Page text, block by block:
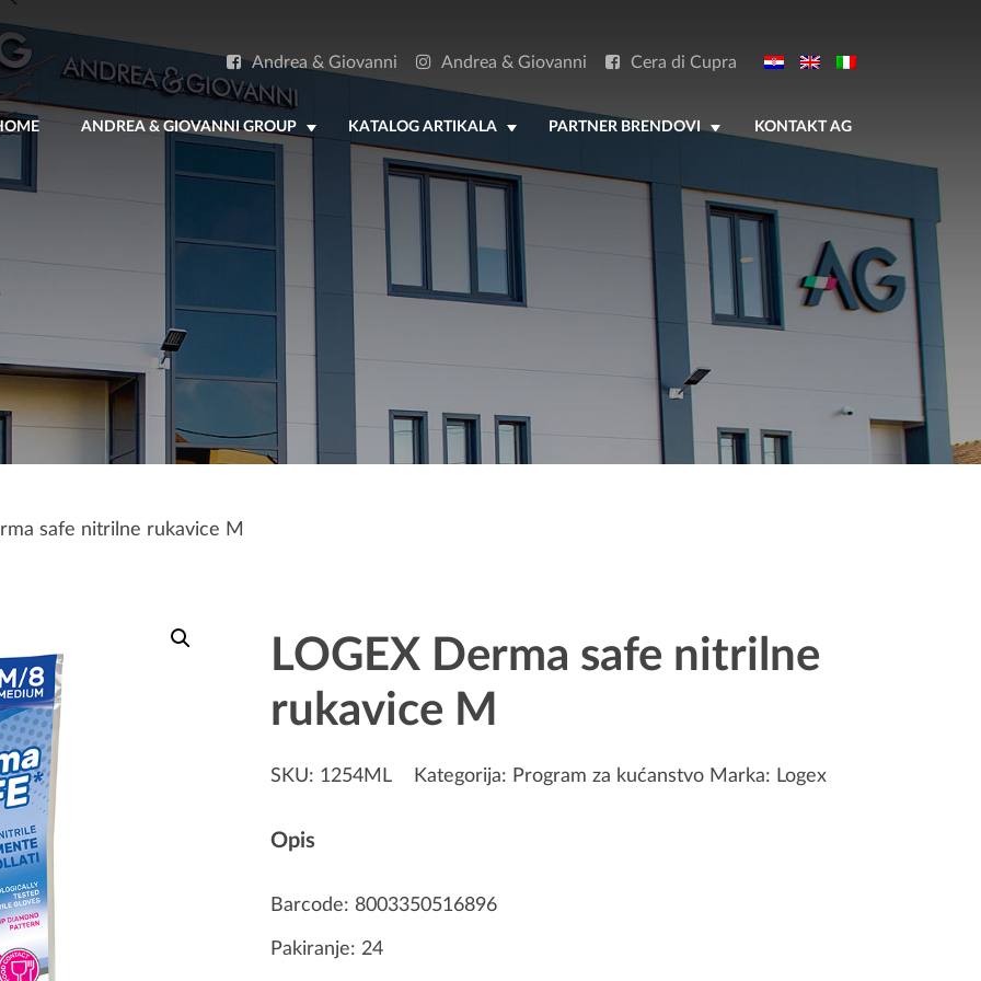
Andrea & Giovanni Andrea & Giovanni Cera di Cupra
ANDREA & GIOVANNI GROUP KATALOG ARTIKALA PARTNER BRENDOVI KONTAKT AG
safe nitrilne rukavice M
LOGEX Derma safe nitrilne
rukavice M
SKU: 1254ML Kategorija: Program za kućanstvo Marka: Logex
Opis
Barcode: 8003350516896
Pakiranje: 24